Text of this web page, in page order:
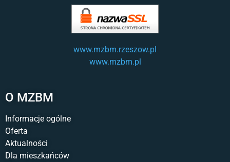
O MZBM
Informacje ogólne
Oferta
Aktualności
Dla mieszkańców
www.mzbm.rzeszow.pl
www.mzbm.pl